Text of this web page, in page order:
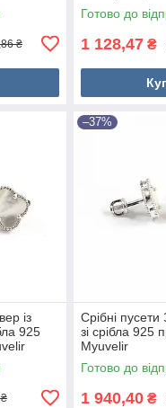
₴
Готово до
1 128,47 ₴
із
925
–37%
Срібні
зі срібла 925
Myuvelir
Готово до
1 940,40 ₴